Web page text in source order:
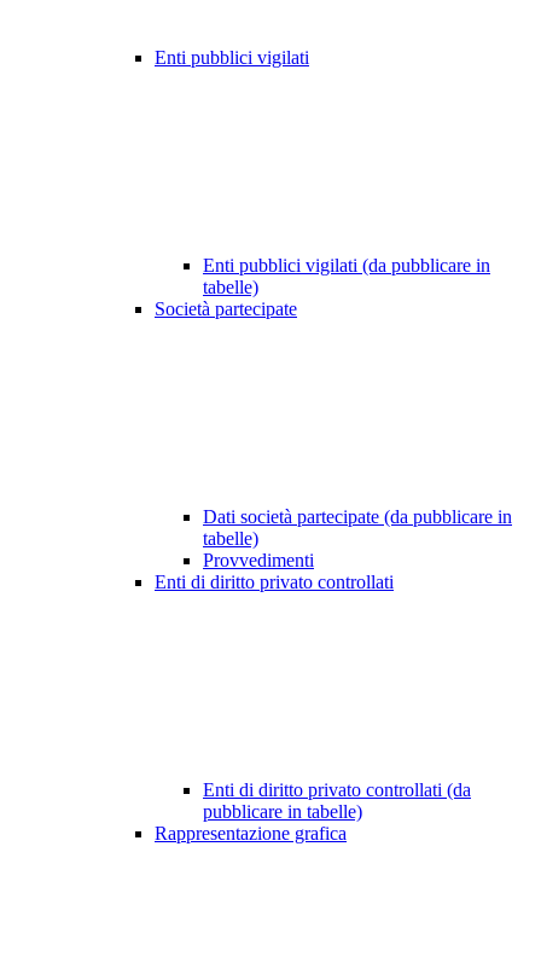
Enti pubblici vigilati
Enti pubblici vigilati (da pubblicare in
tabelle)
Società partecipate
Dati società partecipate (da pubblicare in
tabelle)
Provvedimenti
Enti di diritto privato controllati
Enti di diritto privato controllati (da
pubblicare in tabelle)
Rappresentazione grafica